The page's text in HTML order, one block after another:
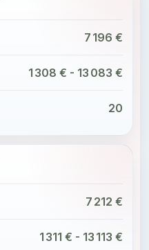
7 196 €
1 308 € - 13 083 €
20
7 212 €
1 311 € - 13 113 €